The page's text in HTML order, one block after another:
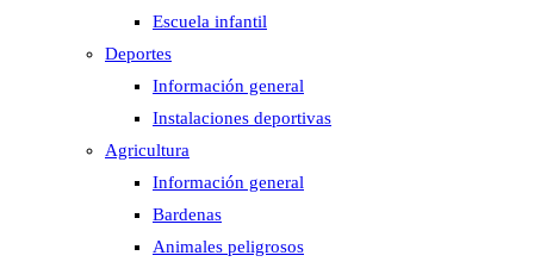
Escuela infantil
Deportes
Información general
Instalaciones deportivas
Agricultura
Información general
Bardenas
Animales peligrosos